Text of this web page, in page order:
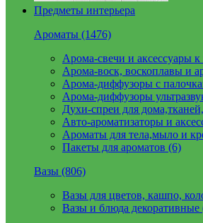
Предметы интерьера
Ароматы (1476)
Арома-свечи и аксессуары
Арома-воск, воскоплавы и
Арома-диффузоры с
Арома-диффузоры
Духи-спреи для
Авто-ароматизаторы и
Ароматы для тела,мыло и
Пакеты для ароматов (6)
Вазы (806)
Вазы для цветов, кашпо,
Вазы и блюда декоративные